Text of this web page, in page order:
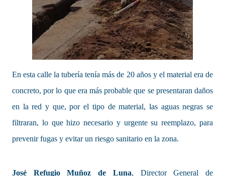
En esta calle la tubería tenía más de 20 años y el material era de
concreto, por lo que era más probable que se presentaran daños
en la red y que, por el tipo de material, las aguas negras se
filtraran, lo que hizo necesario y urgente su reemplazo, para
prevenir fugas y evitar un riesgo sanitario en la zona.
José Refugio Muñoz de Luna, Director General de